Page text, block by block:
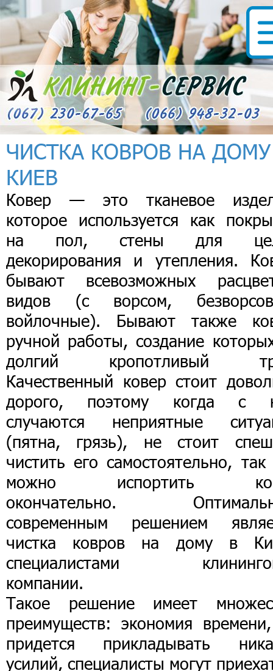
ЧИСТКА КОВРОВ НА ДОМУ
КИЕВ
Ковер — это тканевое
которое используется как
на пол, стены для
декорирования и утепления.
бывают всевозможных
видов (с ворсом,
войлочные). Бывают также
ручной работы, создание
долгий кропотливый
Качественный ковер стоит
дорого, поэтому когда с
случаются неприятные
(пятна, грязь), не стоит
чистить его самостоятельно, так
можно испортить
окончательно.
современным решением
чистка ковров на дому в
специалистами
компании.
Такое решение имеет
преимуществ: экономия
придется прикладывать
усилий, специалисты могут